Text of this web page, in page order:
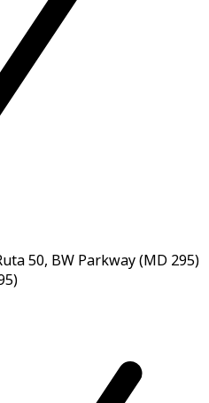
50, BW Parkway (MD 295)